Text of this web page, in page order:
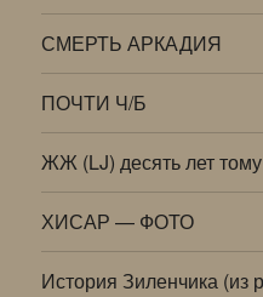
СМЕРТЬ АРКАДИЯ
ПОЧТИ Ч/Б
ЖЖ (LJ) десять лет
ХИСАР — ФОТО
История Зиленчика (из